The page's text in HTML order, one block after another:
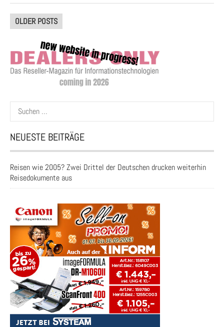
Posts
navigation
OLDER POSTS
Suchen
nach:
NEUESTE BEITRÄGE
Reisen wie 2005? Zwei Drittel der Deutschen drucken weiterhin
Reisedokumente aus